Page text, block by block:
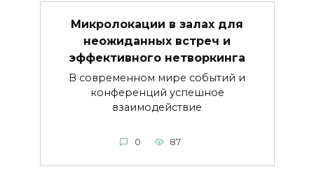
Микролокации в залах для
неожиданных встреч и
эффективного нетворкинга
В современном мире событий и
конференций успешное
взаимодействие
0 87